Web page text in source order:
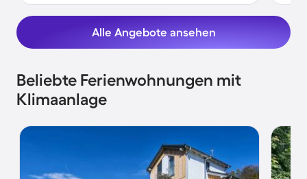
Alle Angebote ansehen
Beliebte Ferienwohnungen mit
Klimaanlage